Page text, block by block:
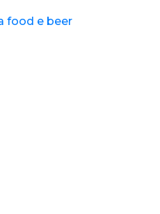
food e beer